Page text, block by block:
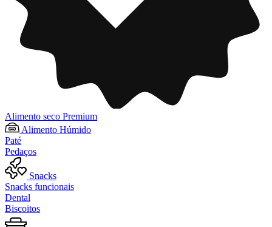
Alimento seco Premium
Alimento Húmido
Paté
Pedaços
Snacks
Snacks funcionais
Dental
Biscoitos